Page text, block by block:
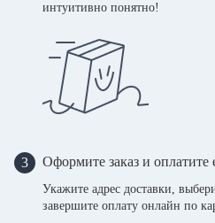
интуитивно понятно!
3 Оформите заказ и оплатите
Укажите адрес доставки,
завершите оплату онлайн по